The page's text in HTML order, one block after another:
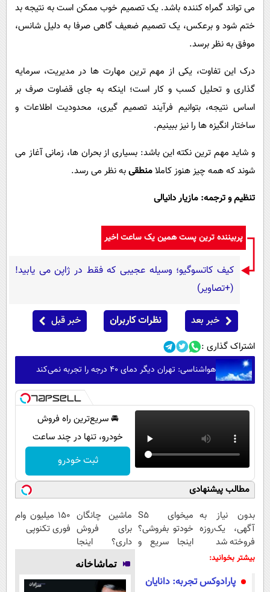
می تواند گمراه کننده باشد. یک تصمیم خوب ممکن است به نتیجه بد
ختم شود و برعکس، یک تصمیم ضعیف گاهی صرفا به دلیل شانس،
موفق به نظر برسد.
درک این تفاوت، یکی از مهم ترین مهارت ها در مدیریت، سرمایه
گذاری و تحلیل کسب و کار است؛ اینکه به جای قضاوت صرف بر
اساس نتیجه، بتوانیم فرآیند تصمیم گیری، محدودیت اطلاعات و
ساختار انگیزه ها را نیز ببینیم.
و شاید مهم ترین نکته این باشد: بسیاری از بحران ها، زمانی آغاز می
شوند که همه چیز هنوز کاملا منطقیبه نظر می رسد.
تنظیم و ترجمه: مازیار دانیالی
پربیننده ترین پست همین یک ساعت اخیر
کیف کاتسوگیو؛ وسیله عجیبی که فقط در ژاپن می یابید!
(+تصاویر)
خبر بعد نظرات کاربران خبر قبل
اشتراک گذاری :
هواشناسی: تهران دیگر دمای ۴۰ درجه را تجربه نمی‌کند
🚘 سریع‌ترین راه فروش
خودرو، تنها در چند ساعت
ثبت خودرو
مطالب پیشنهادی
بدون نیاز به
آگهی، یک‌روزه
فروخته شد
میخوای S5
خودتو بفروشی؟
اینجا سریع و
ماشین چانگان
برای فروش
داری؟ اینجا
سریع بفروشش
150 میلیون وام
فوری تکنوپی
بیشتر بخوانید:
پارادوکس تجربه: دانایان
تماشاخانه